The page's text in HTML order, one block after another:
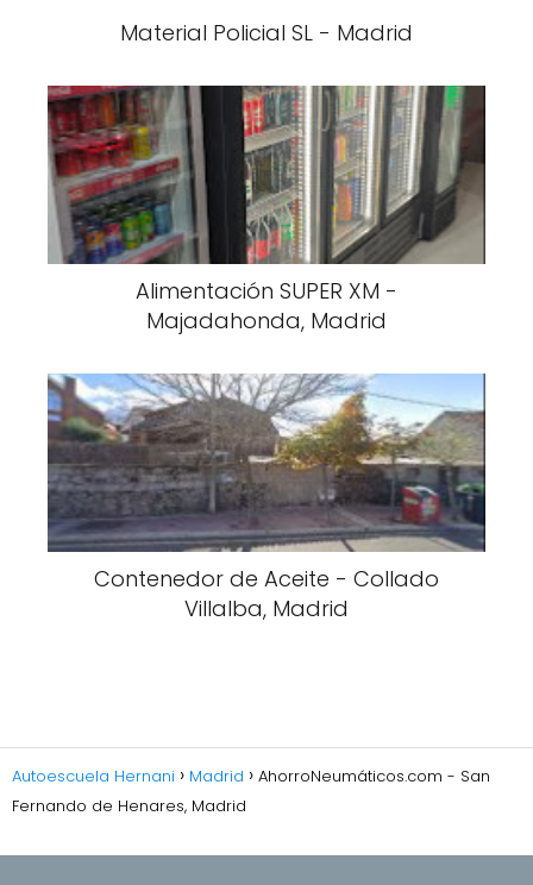
Material Policial SL - Madrid
Alimentación SUPER XM -
Majadahonda, Madrid
Contenedor de Aceite - Collado
Villalba, Madrid
Autoescuela Hernani Madrid
AhorroNeumáticos.com - San
Fernando de Henares, Madrid